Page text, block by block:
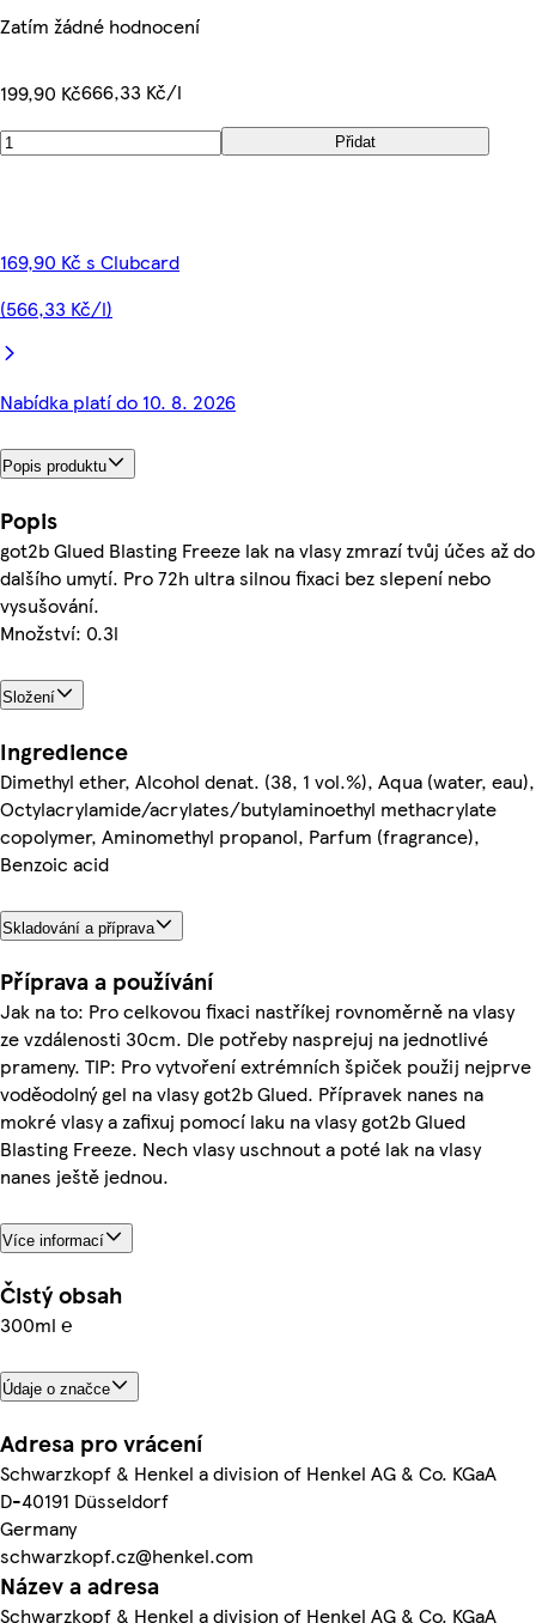
Zatím žádné hodnocení
199,90 Kč666,33 Kč/l
Přidat
169,90 Kč s Clubcard
(566,33 Kč/l)
Nabídka platí do 10. 8. 2026
Popis produktu
Popis
got2b Glued Blasting Freeze lak na vlasy zmrazí tvůj účes až do
dalšího umytí. Pro 72h ultra silnou fixaci bez slepení nebo
vysušování.
Množství: 0.3l
Složení
Ingredience
Dimethyl ether, Alcohol denat. (38, 1 vol.%), Aqua (water, eau),
Octylacrylamide/acrylates/butylaminoethyl methacrylate
copolymer, Aminomethyl propanol, Parfum (fragrance),
Benzoic acid
Skladování a příprava
Příprava a používání
Jak na to: Pro celkovou fixaci nastříkej rovnoměrně na vlasy
ze vzdálenosti 30cm. Dle potřeby nasprejuj na jednotlivé
prameny. TIP: Pro vytvoření extrémních špiček použij nejprve
voděodolný gel na vlasy got2b Glued. Přípravek nanes na
mokré vlasy a zafixuj pomocí laku na vlasy got2b Glued
Blasting Freeze. Nech vlasy uschnout a poté lak na vlasy
nanes ještě jednou.
Více informací
Čistý obsah
300ml ℮
Údaje o značce
Adresa pro vrácení
Schwarzkopf & Henkel a division of Henkel AG & Co. KGaA
D-40191 Düsseldorf
Germany
schwarzkopf.cz@henkel.com
Název a adresa
Schwarzkopf & Henkel a division of Henkel AG & Co. KGaA